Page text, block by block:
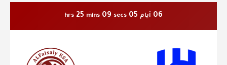
06 أيام 05
hrs 25 mins 08 secs